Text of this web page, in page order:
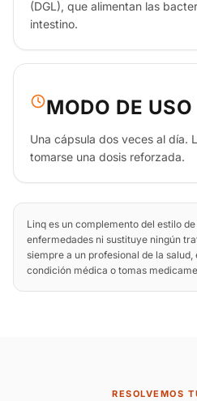
(DGL), que alimentan las
intestino.
MODO DE USO
Una cápsula dos veces al día.
tomarse una dosis reforzada.
Linq es un complemento del estilo
enfermedades ni sustituye ningún
siempre a un profesional de la
condición médica o tomas
RESOLVEMOS